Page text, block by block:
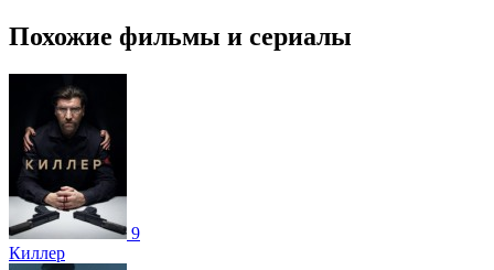
Похожие фильмы и сериалы
9
Киллер